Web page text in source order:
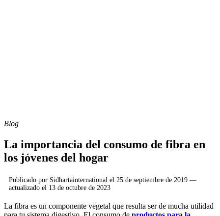
Blog
La importancia del consumo de fibra en
los jóvenes del hogar
Publicado por Sidhartainternational el 25 de septiembre de 2019 —
actualizado el 13 de octubre de 2023
La fibra es un componente vegetal que resulta ser de mucha utilidad